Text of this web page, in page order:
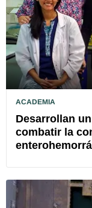
ACADEMIA
Desarrollan
combatir la